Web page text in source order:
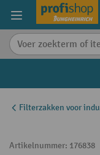
content
Filterzakken voor
Artikelnummer: 176838